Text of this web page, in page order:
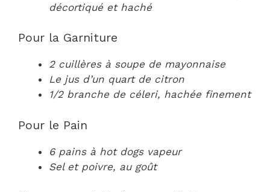
décortiqué et haché
Pour la Garniture
2 cuillères à soupe de mayonnaise
Le jus d’un quart de citron
1/2 branche de céleri, hachée finement
Pour le Pain
6 pains à hot dogs vapeur
Sel et poivre, au goût